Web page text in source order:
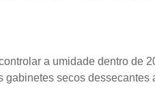
a umidade dentro de
secos dessecantes